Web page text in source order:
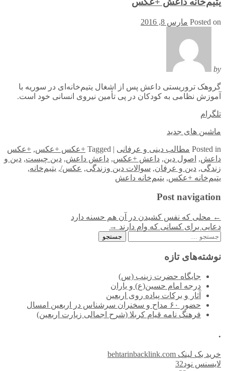
Posted on مارس 8, 2016
by
گروهک تروریستی داعش پس از اشغال یتیم‌خانه‌ای در سوریه با
آموزش نظامی به کودکان در پی تأمین نیروی انسانی خود است.
تلگرام
ماشین های جدید
Posted in مطالب دینی و عرفانی |
Tagged +عکس +عکس, +عکس
داعش, اصول دین, داعش +عکس, داعش داعش, دین چیست, دین و
زندگی, دین و عرفان, سوالات دین وزندگی, عکس/, یتیم‌خانه,
یتیم‌خانه +عکس, یتیم‌خانه داعش
Post navigation
← محلی که نفس کشیدن در آن هم حسنه دارد
دعایی برای کسانی که وام دارند →
جستجو
نوشته‌های تازه
جایگاه حضرت زینب (س)
درجه امام حسین(ع) و یاران
آثار و برکات پیاده روی اربعین
حضور ۶۰ مداح و سخنران سرشناس در اربعین امسال
فرهنگ نامه قیام کربلا (شرح اجمالی زیارت اربعین)
.
خرید بک لینک behtarinbacklink.com
لایسنس نود32